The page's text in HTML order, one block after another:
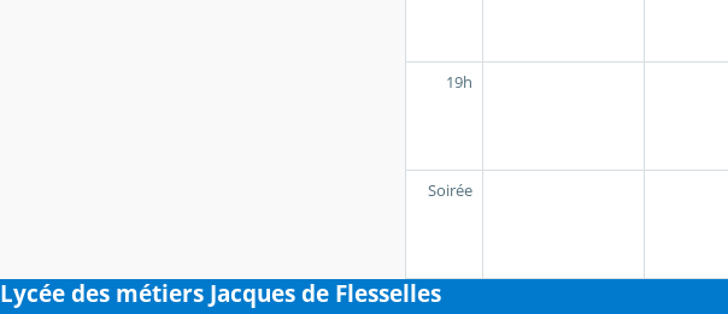
19h
Soirée
Lycée des métiers Jacques de Flesselles